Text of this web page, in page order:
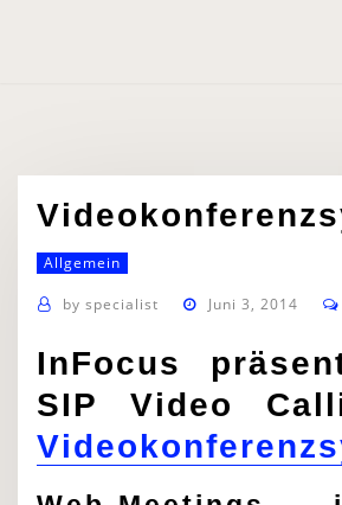
Allgemein
by specialist Juni 3, 2014
InFocus
SIP Video